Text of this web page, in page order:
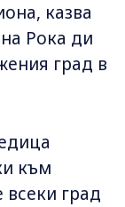
казва
Рока ди
град в
към
град